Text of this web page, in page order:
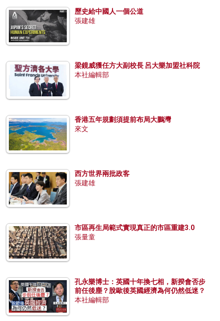
歷史給中國人一個公道
張建雄
梁鏡威獲任方大副校長 呂大樂加盟社科院
本社編輯部
香港五年規劃須提前布局大鵬灣
來文
西方世界兩批政客
張建雄
市區再生局範式實現真正的市區重建3.0
張量童
孔永樂博士：英國十年換七相，新揆會否步
前任後塵？脫歐後英國經濟為何仍然低迷？
本社編輯部